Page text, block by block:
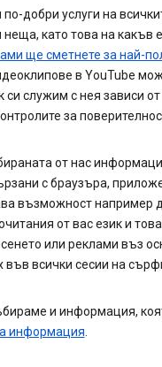
добри услуги на
като това на какъв
ще сметнете за най-
в YouTube
служим с нея зависи от
за
от нас
с браузъра,
възможност например
от вас език и
или реклами въз
във всички сесии на
и информация,
информация.